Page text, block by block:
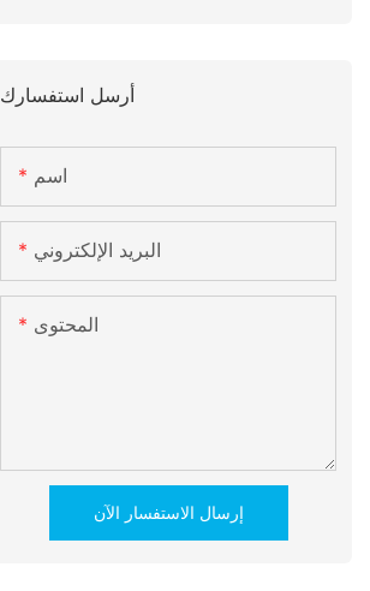
أرسل استفسارك
اسم
البريد الإلكتروني
المحتوى
إرسال الاستفسار الآن